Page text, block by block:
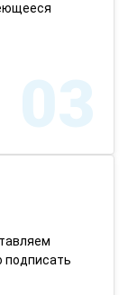
03
подписать